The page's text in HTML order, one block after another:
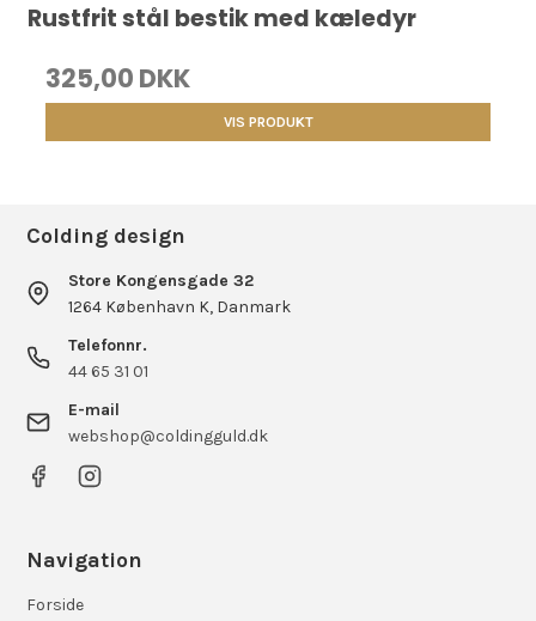
Rustfrit stål bestik med kæledyr
325,00 DKK
VIS PRODUKT
Colding design
Store Kongensgade 32
1264 København K, Danmark
Telefonnr.
44 65 31 01
E-mail
webshop@coldingguld.dk
Navigation
Forside